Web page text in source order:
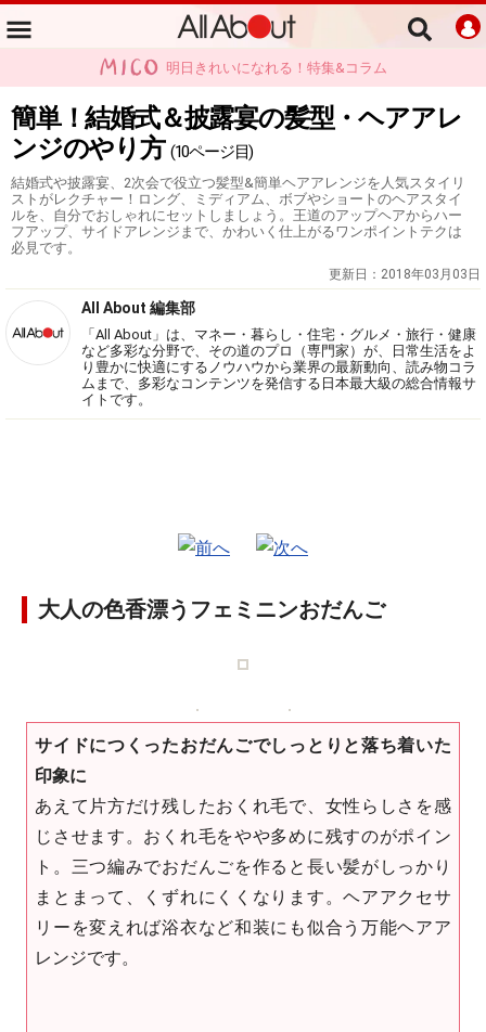
明日きれいになれる！特集&コラム
簡単！結婚式＆披露宴の髪型・ヘアアレ
ンジのやり方 (10ページ目)
結婚式や披露宴、2次会で役立つ髪型&簡単ヘアアレンジを人気スタイリ
ストがレクチャー！ロング、ミディアム、ボブやショートのヘアスタイ
ルを、自分でおしゃれにセットしましょう。王道のアップヘアからハー
フアップ、サイドアレンジまで、かわいく仕上がるワンポイントテクは
必見です。
更新日： 2018年03月03日
All About 編集部
「All About」は、マネー・暮らし・住宅・グルメ・旅行・健康
など多彩な分野で、その道のプロ（専門家）が、日常生活をよ
り豊かに快適にするノウハウから業界の最新動向、読み物コラ
ムまで、多彩なコンテンツを発信する日本最大級の総合情報サ
イトです。
大人の色香漂うフェミニンおだんご
サイドにつくったおだんごでしっとりと落ち着いた
印象に
あえて片方だけ残したおくれ毛で、女性らしさを感
じさせます。おくれ毛をやや多めに残すのがポイン
ト。三つ編みでおだんごを作ると長い髪がしっかり
まとまって、くずれにくくなります。ヘアアクセサ
リーを変えれば浴衣など和装にも似合う万能ヘアア
レンジです。